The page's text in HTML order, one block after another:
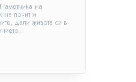
на
на почит и
дали живота си в